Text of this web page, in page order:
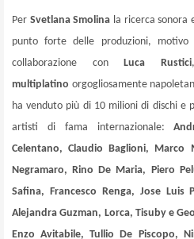
Per Svetlana Smolina la ricerca sonora
punto forte delle produzioni,
collaborazione conLuca Rustici
multiplatino orgogliosamente
ha venduto più di 10 milioni di dischi e
artisti di fama internazionale:
Celentano, Claudio Baglioni, Marco
Negramaro, Rino De Maria, Piero
Safina, Francesco Renga, Jose Luis
Alejandra Guzman, Lorca, Tisuby e
Enzo Avitabile, Tullio De Piscopo,